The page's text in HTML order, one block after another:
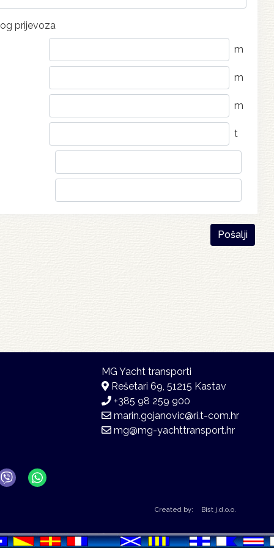
prijevoza
m
m
m
t
Rešetari 69, 51215 Kastav
+385 98 259 900
marin.gojanovic@ri.t-com.hr
mg@mg-yachttransport.hr
Created by: Bist j.d.o.o.